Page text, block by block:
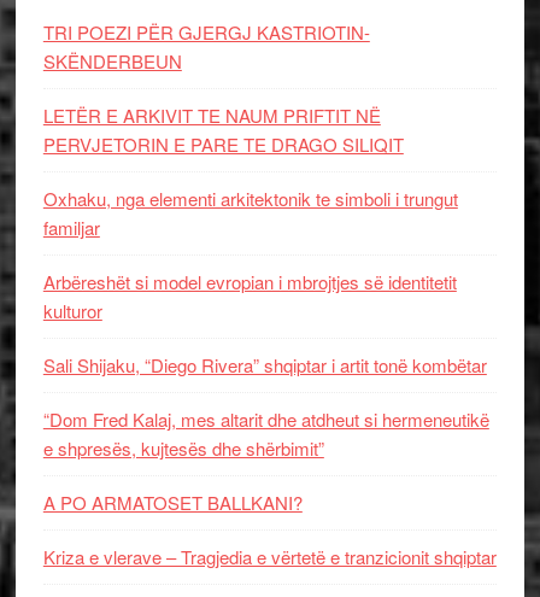
TRI POEZI PËR GJERGJ KASTRIOTIN-
SKËNDERBEUN
LETËR E ARKIVIT TE NAUM PRIFTIT NË
PERVJETORIN E PARE TE DRAGO SILIQIT
Oxhaku, nga elementi arkitektonik te simboli i trungut
familjar
Arbëreshët si model evropian i mbrojtjes së identitetit
kulturor
Sali Shijaku, “Diego Rivera” shqiptar i artit tonë kombëtar
“Dom Fred Kalaj, mes altarit dhe atdheut si hermeneutikë
e shpresës, kujtesës dhe shërbimit”
A PO ARMATOSET BALLKANI?
Kriza e vlerave – Tragjedia e vërtetë e tranzicionit shqiptar